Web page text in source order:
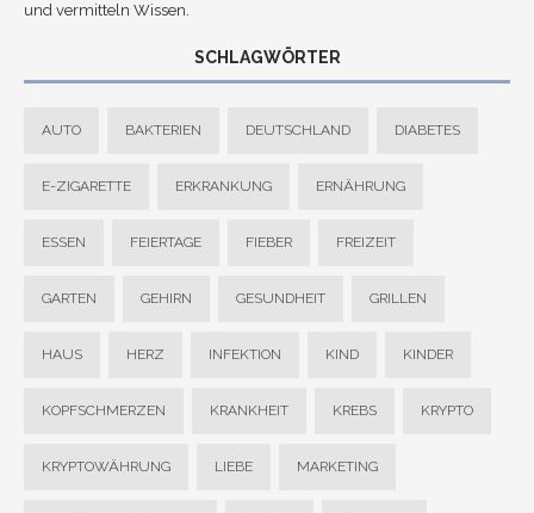
und vermitteln Wissen.
SCHLAGWÖRTER
AUTO BAKTERIEN DEUTSCHLAND DIABETES
E-ZIGARETTE ERKRANKUNG ERNÄHRUNG
ESSEN FEIERTAGE FIEBER FREIZEIT
GARTEN GEHIRN GESUNDHEIT GRILLEN
HAUS HERZ INFEKTION KIND KINDER
KOPFSCHMERZEN KRANKHEIT KREBS KRYPTO
KRYPTOWÄHRUNG LIEBE MARKETING